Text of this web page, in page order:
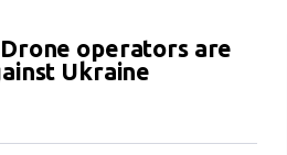
operators are
Ukraine